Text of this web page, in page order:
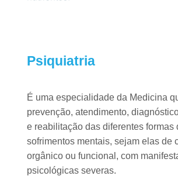
Psiquiatria
É uma especialidade da Medicina
prevenção, atendimento,
e reabilitação das diferentes formas
sofrimentos mentais, sejam elas de
orgânico ou funcional, com
psicológicas severas.